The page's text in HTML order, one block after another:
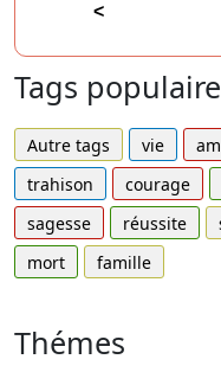
<
Tags
Autre tags vie
trahison
courage
sagesse
réussite
mort
famille
Thémes